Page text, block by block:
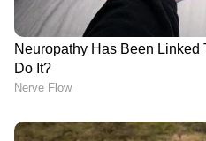
ആദിവാസി
കുടുംബങ്ങളുടെ ജീവിതം
ദുരിതത്തിൽ